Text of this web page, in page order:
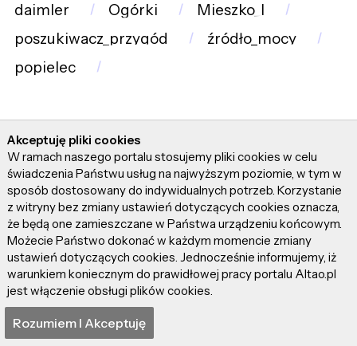
daimler
Ogórki
Mieszko_I
poszukiwacz_przygód
źródło_mocy
popielec
Ostatnio wyszukiwane frazy
hipnotyzująca_muzyka
łąki
Grażyna_Szapołowska
adaptacja_opowiadań
Kamil_Śmiałkowski
8_odcinków
nóż
Dexter_Sol_Ansell
Akceptuję pliki cookies
W ramach naszego portalu stosujemy pliki cookies w celu
świadczenia Państwu usług na najwyższym poziomie, w tym w
sposób dostosowany do indywidualnych potrzeb. Korzystanie
z witryny bez zmiany ustawień dotyczących cookies oznacza,
że będą one zamieszczane w Państwa urządzeniu końcowym.
Możecie Państwo dokonać w każdym momencie zmiany
ustawień dotyczących cookies. Jednocześnie informujemy, iż
warunkiem koniecznym do prawidłowej pracy portalu Altao.pl
jest włączenie obsługi plików cookies.
Rozumiem I Akceptuję